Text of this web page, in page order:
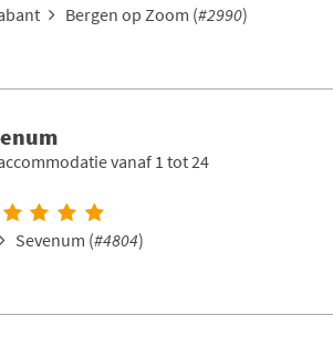
Bergen op Zoom (#2990)
vanaf 1 tot 24
Sevenum (#4804)